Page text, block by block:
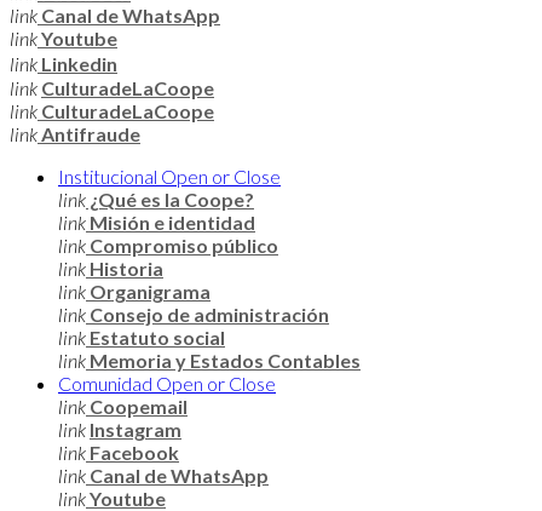
link Canal de WhatsApp
linkYoutube
link Linkedin
link CulturadeLaCoope
link CulturadeLaCoope
linkAntifraude
Institucional Open or Close
link ¿Qué es la Coope?
link Misión e identidad
link Compromiso público
link Historia
link Organigrama
link Consejo de administración
link Estatuto social
link Memoria y Estados Contables
Comunidad Open or Close
link Coopemail
link Instagram
link Facebook
link Canal de WhatsApp
linkYoutube